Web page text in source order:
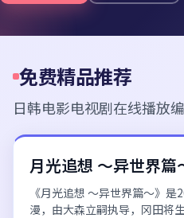
免费精品推荐
日韩电影电视剧在线播放
日本
月光追想 ～异世界篇
《月光追想 ～异世界篇～》
漫，由大森立嗣执导，冈田将